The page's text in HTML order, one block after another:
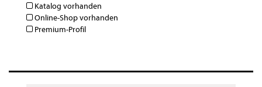
Katalog vorhanden
Online-Shop vorhanden
Premium-Profil